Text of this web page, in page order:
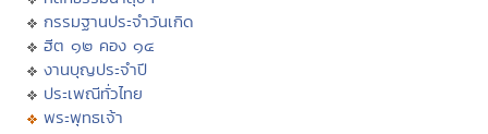
กรรมฐานประจำวันเกิด
ฮีต ๑๒ คอง ๑๔
งานบุญประจำปี
ประเพณีทั่วไทย
พระพุทธเจ้า